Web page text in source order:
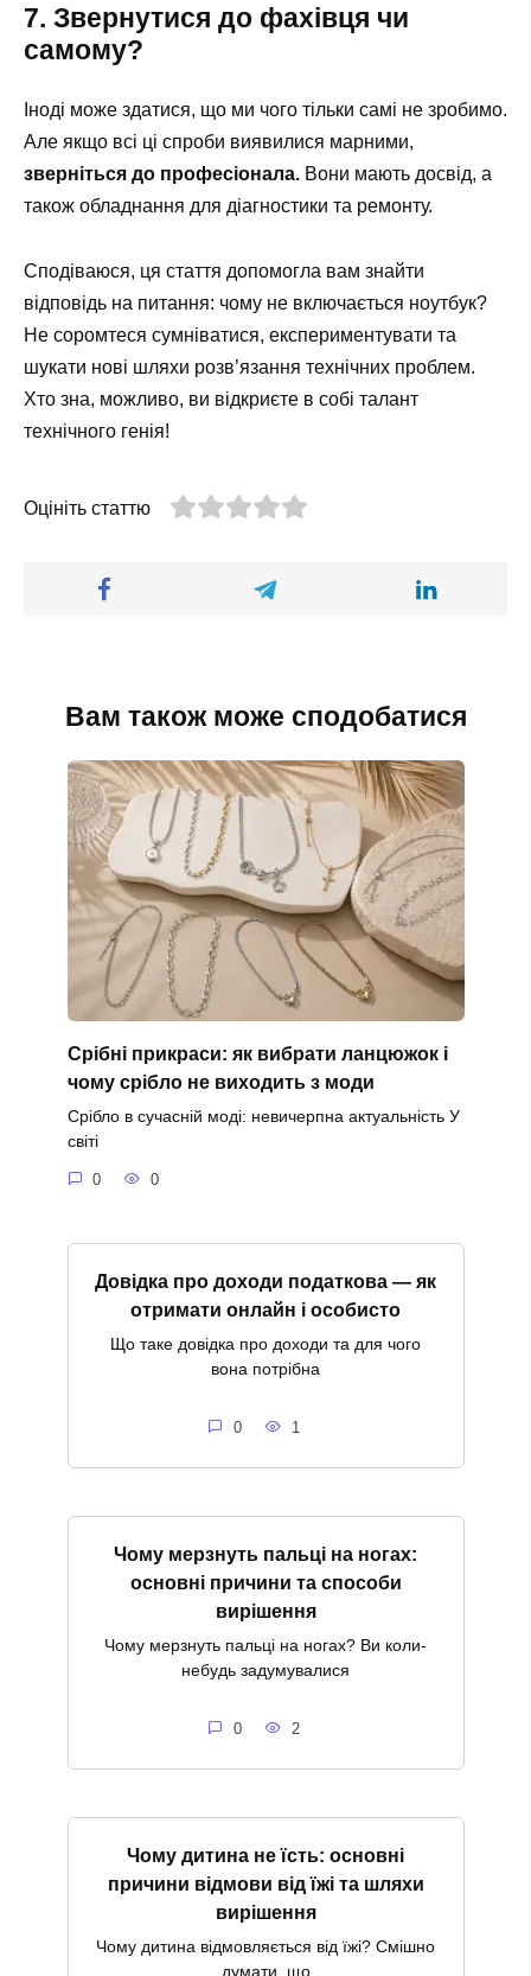
7. Звернутися до фахівця чи
самому?
Іноді може здатися, що ми чого тільки самі не зробимо.
Але якщо всі ці спроби виявилися марними,
зверніться до професіонала. Вони мають досвід, а
також обладнання для діагностики та ремонту.
Сподіваюся, ця стаття допомогла вам знайти
відповідь на питання: чому не включається ноутбук?
Не соромтеся сумніватися, експериментувати та
шукати нові шляхи розв’язання технічних проблем.
Хто зна, можливо, ви відкриєте в собі талант
технічного генія!
Оцініть статтю
Вам також може сподобатися
Срібні прикраси: як вибрати ланцюжок і
чому срібло не виходить з моди
Срібло в сучасній моді: невичерпна актуальність У
світі
0 0
Довідка про доходи податкова — як
отримати онлайн і особисто
Що таке довідка про доходи та для чого
вона потрібна
0 1
Чому мерзнуть пальці на ногах:
основні причини та способи
вирішення
Чому мерзнуть пальці на ногах? Ви коли-
небудь задумувалися
0 2
Чому дитина не їсть: основні
причини відмови від їжі та шляхи
вирішення
Чому дитина відмовляється від їжі? Смішно
думати, що